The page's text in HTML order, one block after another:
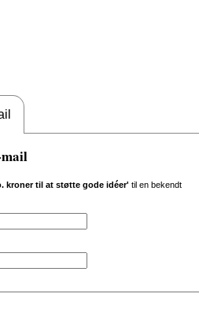
kroner til at støtte gode idéer' til en bekendt